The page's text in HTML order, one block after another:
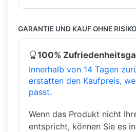
GARANTIE UND KAUF OHNE RISIKO
100%
Innerhalb von 14 Tagen
erstatten den Kaufpreis,
passt.
Wenn das Produkt nicht
entspricht, können Sie es